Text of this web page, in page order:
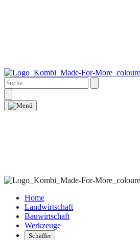
Home
Landwirtschaft
Bauwirtschaft
Werkzeuge
Schäffer